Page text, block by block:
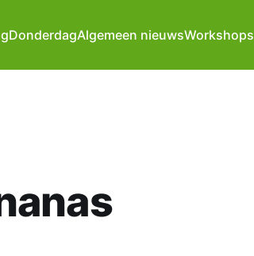
DonderdagAlgemeen nieuwsWorkshops